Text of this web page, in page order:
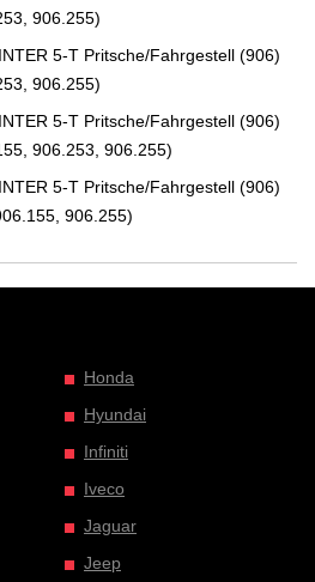
906.255)
5-T Pritsche/Fahrgestell (906)
906.255)
5-T Pritsche/Fahrgestell (906)
906.253, 906.255)
5-T Pritsche/Fahrgestell (906)
906.255)
Honda
Hyundai
Infiniti
Iveco
Jaguar
Jeep